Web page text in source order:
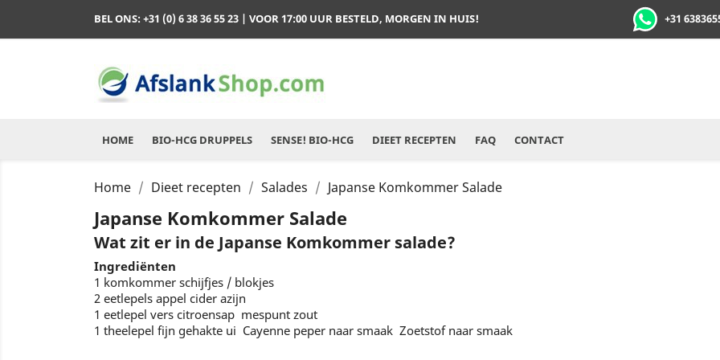
BEL ONS: +31 (0) 6 38 36 55 23 | VOOR 17:00 UUR BESTELD, MORGEN IN HUIS! +31
HOME BIO-HCG DRUPPELS SENSE! BIO-HCG DIEET RECEPTEN FAQ CONTACT
Home Dieet recepten Salades Japanse Komkommer Salade
Japanse Komkommer Salade
Wat zit er in de Japanse Komkommer salade?
Ingrediënten
1 komkommer schijfjes / blokjes
2 eetlepels appel cider azijn
1 eetlepel vers citroensap mespunt zout
1 theelepel fijn gehakte ui Cayenne peper naar smaak Zoetstof naar smaak